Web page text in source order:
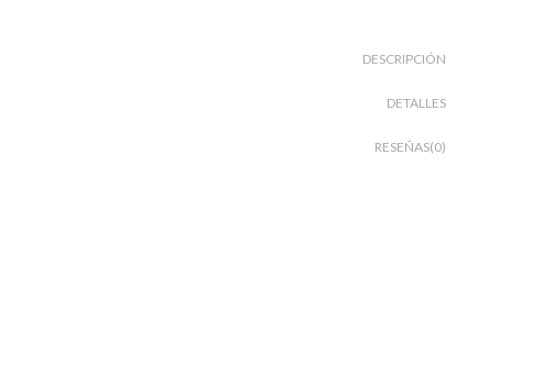
DESCRIPCIÓN
DETALLES
RESEÑAS(0)